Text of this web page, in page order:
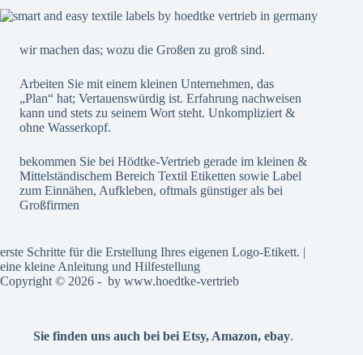
wir machen das; wozu die Großen zu groß sind.
Arbeiten Sie mit einem kleinen Unternehmen, das
„Plan“ hat; Vertauenswürdig ist. Erfahrung nachweisen
kann und stets zu seinem Wort steht. Unkompliziert &
ohne Wasserkopf.
bekommen Sie bei Hödtke-Vertrieb gerade im kleinen &
Mittelständischem Bereich Textil Etiketten sowie Label
zum Einnähen, Aufkleben, oftmals günstiger als bei
Großfirmen
erste Schritte für die Erstellung Ihres eigenen Logo-Etikett. |
eine kleine Anleitung und Hilfestellung
Copyright © 2026 - by www.hoedtke-vertrieb
Sie finden uns auch bei beiEtsy, Amazon,ebay.